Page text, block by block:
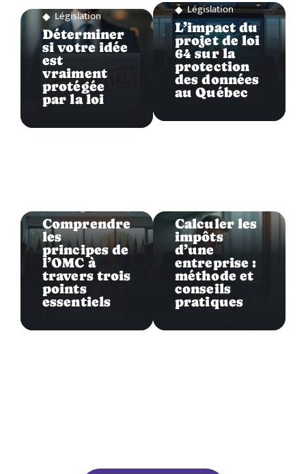
Législation
Déterminer
si votre idée
est
vraiment
protégée
par la loi
Comprendre
les
principes de
l’OMC à
travers trois
points
essentiels
Législation
L’impact du
projet de loi
64 sur la
protection
des données
au Québec
Calculer les
impôts
d’une
entreprise :
méthode et
conseils
pratiques